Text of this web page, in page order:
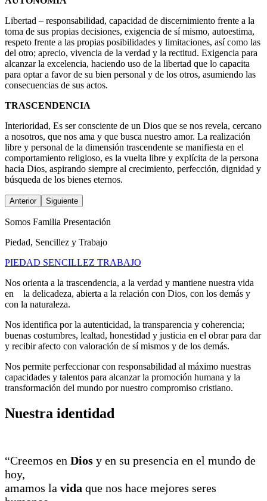
Libertad – responsabilidad, capacidad de discernimiento frente a la
toma de sus propias decisiones, exigencia de sí mismo, autoestima,
respeto frente a las propias posibilidades y limitaciones, así como las
del otro; aprecio, vivencia de la verdad y la rectitud. Exigencia para
alcanzar la excelencia, haciendo uso de la libertad que lo capacita
para optar a favor de su bien personal y de los otros, asumiendo las
consecuencias de sus actos.
TRASCENDENCIA
Interioridad, Es ser consciente de un Dios que se nos revela, cercano
a nosotros, que nos ama y que busca nuestro amor. La realización
libre y personal de la dimensión trascendente se manifiesta en el
comportamiento religioso, es la vuelta libre y explícita de la persona
hacia Dios, aspirando siempre al crecimiento, perfección, dignidad y
búsqueda de los bienes eternos.
Anterior Siguiente
Somos Familia Presentación
Piedad, Sencillez y Trabajo
PIEDAD SENCILLEZ TRABAJO
Nos orienta a la trascendencia, a la verdad y mantiene nuestra vida
en la delicadeza, abierta a la relación con Dios, con los demás y
con la naturaleza.
Nos identifica por la autenticidad, la transparencia y coherencia;
buenas costumbres, lealtad, honestidad y justicia en el obrar para dar
y recibir afecto con valoración de sí mismos y de los demás.
Nos permite perfeccionar con responsabilidad al máximo nuestras
capacidades y talentos para alcanzar la promoción humana y la
transformación del mundo por nuestro compromiso cristiano.
Nuestra identidad
“Creemos en Dios y en su presencia en el mundo de
hoy,
amamos la vida que nos hace mejores seres